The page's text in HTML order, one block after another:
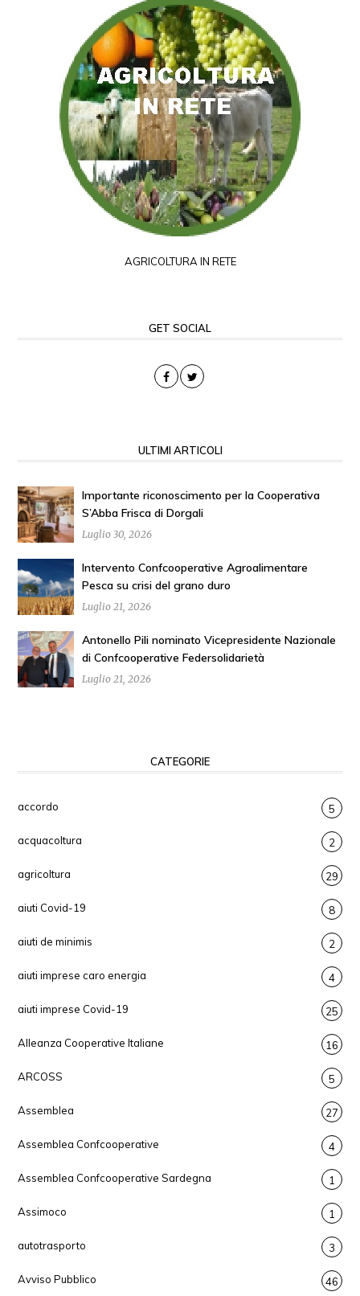
AGRICOLTURA IN RETE
GET SOCIAL
ULTIMI ARTICOLI
Importante riconoscimento per la Cooperativa
S’Abba Frisca di Dorgali
Luglio 30, 2026
Intervento Confcooperative Agroalimentare
Pesca su crisi del grano duro
Luglio 21, 2026
Antonello Pili nominato Vicepresidente Nazionale
di Confcooperative Federsolidarietà
Luglio 21, 2026
CATEGORIE
accordo 5
acquacoltura 2
agricoltura 29
aiuti Covid-19 8
aiuti de minimis 2
aiuti imprese caro energia 4
aiuti imprese Covid-19 25
Alleanza Cooperative Italiane 16
ARCOSS 5
Assemblea 27
Assemblea Confcooperative 4
Assemblea Confcooperative Sardegna 1
Assimoco 1
autotrasporto 3
Avviso Pubblico 46